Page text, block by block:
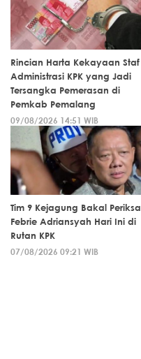
Rincian Harta Kekayaan Staf
Administrasi KPK yang Jadi
Tersangka Pemerasan di
Pemkab Pemalang
09/08/2026 14:51 WIB
Tim 9 Kejagung Bakal Periksa
Febrie Adriansyah Hari Ini di
Rutan KPK
07/08/2026 09:21 WIB